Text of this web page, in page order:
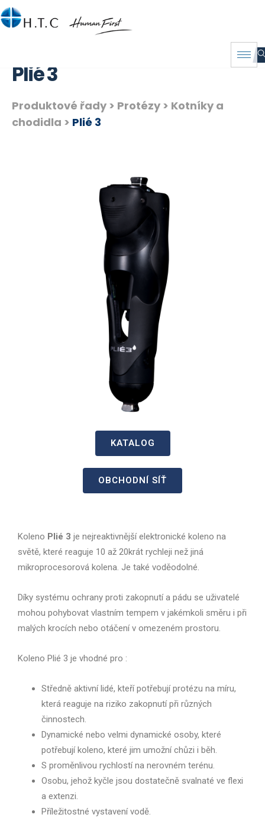
Plié 3
Produktové řady > Protézy > Kotníky a
chodidla > Plié 3
KATALOG
OBCHODNÍ SÍŤ
Koleno Plié 3 je nejreaktivnější elektronické koleno na
světě, které reaguje 10 až 20krát rychleji než jiná
mikroprocesorová kolena. Je také voděodolné.
Díky systému ochrany proti zakopnutí a pádu se uživatelé
mohou pohybovat vlastním tempem v jakémkoli směru i při
malých krocích nebo otáčení v omezeném prostoru.
Koleno Plié 3 je vhodné pro :
Středně aktivní lidé, kteří potřebují protézu na míru,
která reaguje na riziko zakopnutí při různých
činnostech.
Dynamické nebo velmi dynamické osoby, které
potřebují koleno, které jim umožní chůzi i běh.
S proměnlivou rychlostí na nerovném terénu.
Osobu, jehož kyčle jsou dostatečně svalnaté ve flexi
a extenzi.
Příležitostné vystavení vodě.